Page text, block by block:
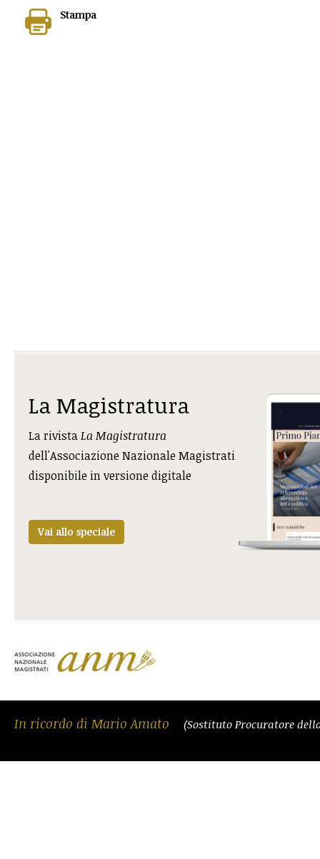
Stampa
La Magistratura
La rivistaLa Magistratura
dell'Associazione Nazionale Magistrati
disponibile in versione digitale
Vai allo speciale
In ricordo di Mario Amato (Sostituto Procuratore